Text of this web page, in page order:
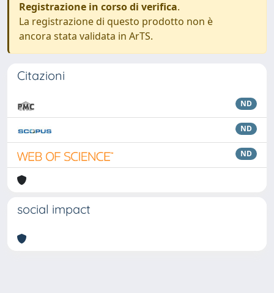
Registrazione in corso di verifica.
La registrazione di questo prodotto non è
ancora stata validata in ArTS.
Citazioni
ND
ND
ND
social impact